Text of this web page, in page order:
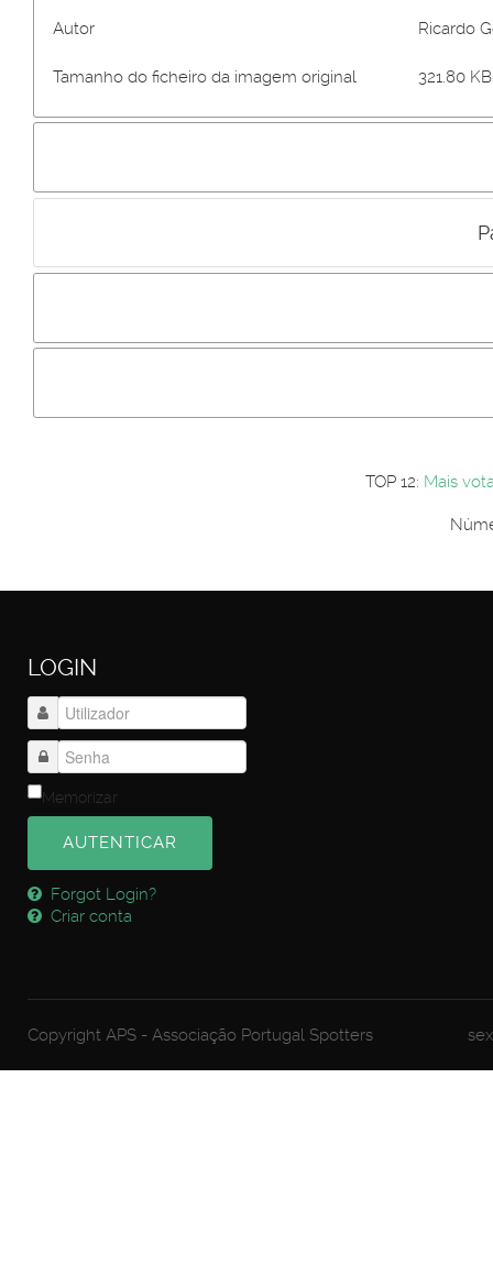
Autor Ricardo
Tamanho do ficheiro da imagem original 321.80
Incluir imagem :
Os
Primeiro autentique-se...
TOP 12: Mais
LOGIN
Memorizar
AUTENTICAR
Forgot Login?
Criar conta
Copyright APS - Associação Portugal Spotters